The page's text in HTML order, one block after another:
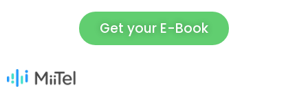
Get your E-Book